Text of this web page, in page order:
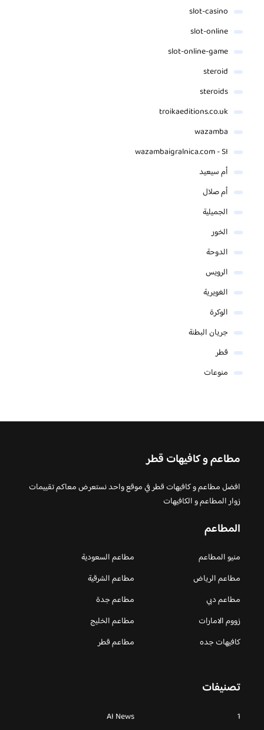
slot-casino
slot-online
slot-online-game
steroid
steroids
troikaeditions.co.uk
wazamba
wazambaigralnica.com - SI
أم سيعيد
أم صلال
الجميلية
الخور
الدوحة
الرويس
الغويرية
الوكرة
جريان البطنة
قطر
منوعات
مطاعم و كافيهات قطر
افضل مطاعم و كافيهات قطر في موقع واحد نستعرض معاكم تقييمات
زوار المطاعم و الكافيهات
المطاعم
منيو المطاعم
مطاعم السعودية
مطاعم الرياض
مطاعم الشرقية
مطاعم دبي
مطاعم جدة
زووم الامارات
مطاعم الخليج
كافيهات جده
مطاعم قطر
تصنيفات
1
AI News